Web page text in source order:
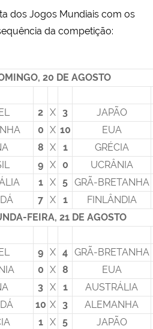
dos Jogos Mundiais com os
da competição:
20 DE AGOSTO
2 X 3
JAPÃO
0 X 10
EUA
8 X 1
GRÉCIA
9 X 0
UCRÂNIA
1 X 5 GRÃ-BRETANHA
7 X 1
FINLÂNDIA
FEIRA, 21 DE AGOSTO
9 X 4 GRÃ-BRETANHA
0 X 8
EUA
3 X 1
AUSTRÁLIA
10 X 3
ALEMANHA
1 X 5
JAPÃO